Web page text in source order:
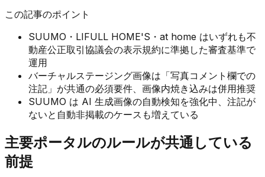
この記事のポイント
SUUMO・LIFULL HOME'S・at home はいずれも不
動産公正取引協議会の表示規約に準拠した審査基準で
運用
バーチャルステージング画像は「写真コメント欄での
注記」が共通の必須要件、画像内焼き込みは併用推奨
SUUMO は AI 生成画像の自動検知を強化中、注記が
ないと自動非掲載のケースも増えている
主要ポータルのルールが共通している
前提